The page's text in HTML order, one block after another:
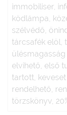
immobiliser,
ködlámpa,
szélvédő,
tárcsafék elöl,
elvihető, első
tartott,
rendelhető,
törzskönyv,